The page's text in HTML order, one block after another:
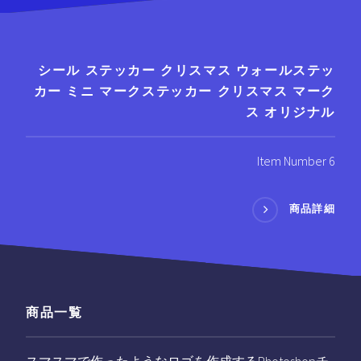
シール ステッカー クリスマス ウォールステッ
カー ミニ マークステッカー クリスマス マーク
ス オリジナル
Item Number 6
商品詳細
商品一覧